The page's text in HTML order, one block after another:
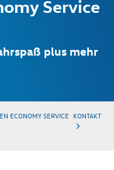
Service
plus mehr
ECONOMY SERVICE KONTAKT